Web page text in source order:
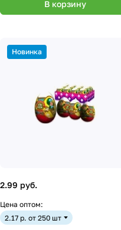
В корзину
Новинка
2.99 руб.
Цена оптом:
2.17 р. от 250 шт